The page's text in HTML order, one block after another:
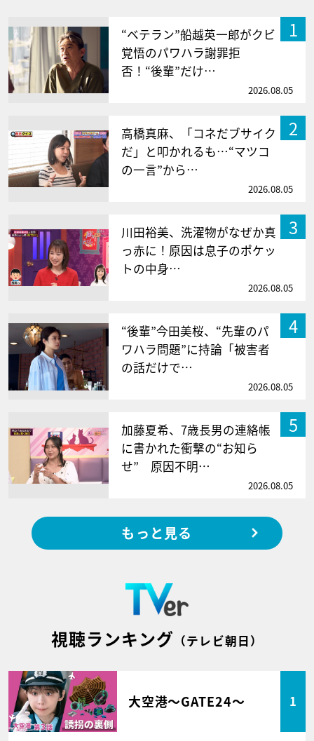
1
“ベテラン”船越英一郎がクビ
覚悟のパワハラ謝罪拒
否！“後輩”だけ…
2026.08.05
2
高橋真麻、「コネだブサイク
だ」と叩かれるも…“マツコ
の一言”から…
2026.08.05
3
川田裕美、洗濯物がなぜか真
っ赤に！原因は息子のポケッ
トの中身…
2026.08.05
4
“後輩”今田美桜、“先輩のパ
ワハラ問題”に持論「被害者
の話だけで…
2026.08.05
5
加藤夏希、7歳長男の連絡帳
に書かれた衝撃の“お知ら
せ” 原因不明…
2026.08.05
もっと見る
視聴ランキング （テレビ朝日）
大空港～GATE24～ 1